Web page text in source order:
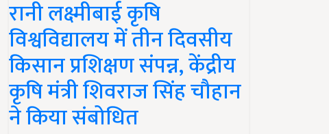
रानी लक्ष्मीबाई कृषि
विश्वविद्यालय में तीन दिवसीय
किसान प्रशिक्षण संपन्न, केंद्रीय
कृषि मंत्री शिवराज सिंह चौहान
ने किया संबोधित